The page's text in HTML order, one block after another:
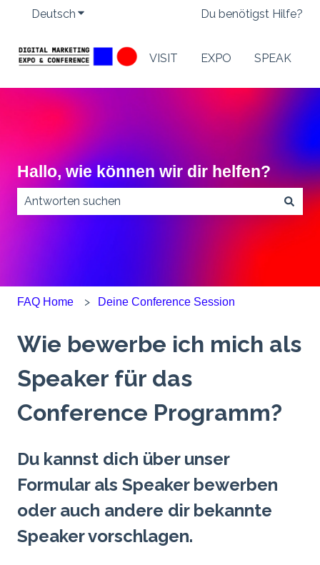
Deutsch Untermenü für Übersetzungen anzeigen
Du benötigst Hilfe?
VISIT EXPO SPEAK
Hallo, wie können wir dir helfen?
FAQ Home Deine Conference Session
Wie bewerbe ich mich als
Speaker für das
Conference Programm?
Du kannst dich über unser
Formular als Speaker bewerben
oder auch andere dir bekannte
Speaker vorschlagen.